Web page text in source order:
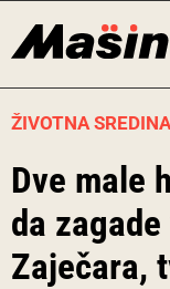
ŽIVOTNA SREDINA
Dve male
da
Zaječara,